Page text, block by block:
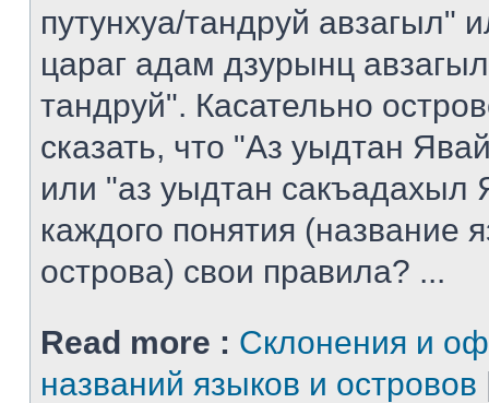
путунхуа/тандруй авзагыл"
цараг адам дзурынц
тандруй". Касательно
сказать, что "Аз уыдтан
или "аз уыдтан сакъадахыл
каждого понятия (название
острова) свои правила? ...
Read more : Склонения и
названий языков и островов